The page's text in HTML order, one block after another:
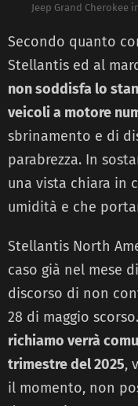
Jeep Grand
Secondo quanto
Stellantis ed al
non soddisfa lo
veicoli a motore
sbrinamento e di
parabrezza. In
una vista chiara in
umidità e che
Stellantis North
caso già nel mese
discorso di non
28 di maggio scorso.
richiamo verrà
trimestre del 2025,
il momento, non